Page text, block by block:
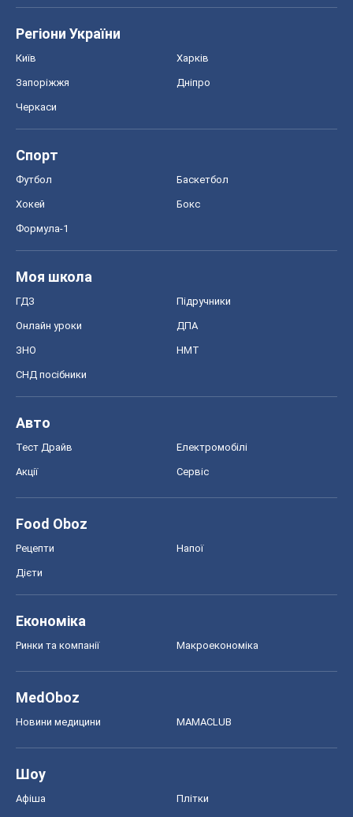
Регіони України
Київ Харків
Запоріжжя Дніпро
Черкаси
Спорт
Футбол Баскетбол
Хокей Бокс
Формула-1
Моя школа
ГДЗ Підручники
Онлайн уроки ДПА
ЗНО НМТ
СНД посібники
Авто
Тест Драйв Електромобілі
Акції Сервіс
Food Oboz
Рецепти Напої
Дієти
Економіка
Ринки та компанії Макроекономіка
MedOboz
Новини медицини MAMACLUB
Шоу
Афіша Плітки